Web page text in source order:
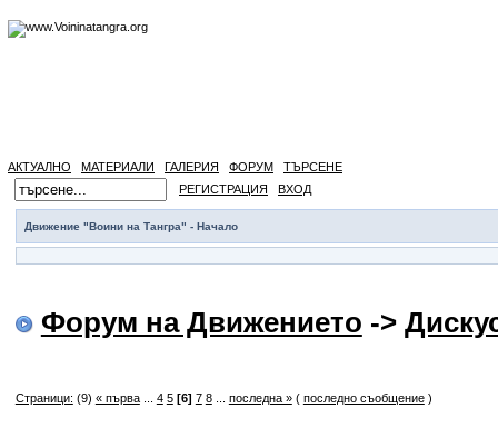
АКТУАЛНО МАТЕРИАЛИ ГАЛЕРИЯ ФОРУМ
ТЪРСЕНЕ
РЕГИСТРАЦИЯ
ВХОД
Движение "Воини на Тангра" - Начало
Форум на Движението ->
Страници: (9) « първа... 4 5 [6] 7 8... последна »( последно съобщение)